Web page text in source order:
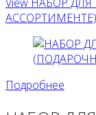
View НАБОР
АССОРТИМЕНТЕ)
Подробнее